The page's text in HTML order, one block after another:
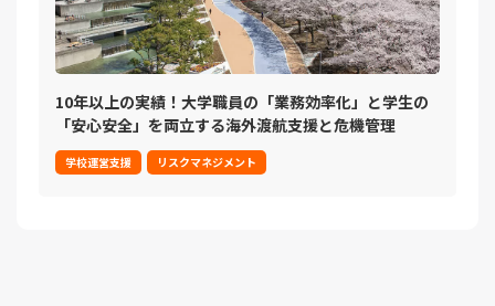
10年以上の実績！大学職員の「業務効率化」と学生の
「安心安全」を両立する海外渡航支援と危機管理
学校運営支援 リスクマネジメント